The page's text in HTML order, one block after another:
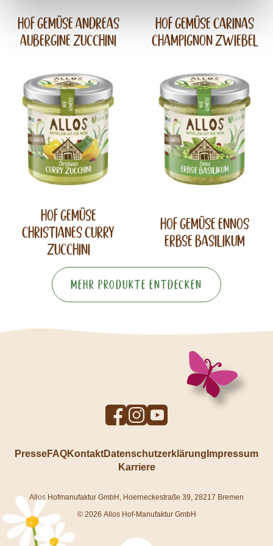
Hof Gemüse Andreas
Aubergine Zucchini
Hof Gemüse Carinas
Champignon Zwiebel
Hof Gemüse
Christianes Curry
Zucchini
Hof Gemüse Ennos
Erbse Basilikum
Mehr Produkte entdecken
To
Facebook
To
Instagram
To
YouTube
PresseFAQKontaktDatenschutzerklärung Impressum
Karriere
Allos Hofmanufaktur GmbH, Hoerneckestraße 39, 28217 Bremen
© 2026 Allos Hof-Manufaktur GmbH